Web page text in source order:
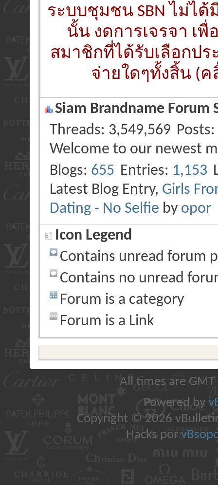
ระบบชุมชน SBN ไม่ไ
นั้น งดการเจรจา เ
สมาชิกที่ได้รับเลือกป
จ่ายใดๆทั้งสิ้น (
Siam Brandname Forum
Threads 3,549,569 Posts
Welcome to our newest
Blogs 655 Entries 1,153
Latest Blog Entry, Girls
Dating - No Selfie by opor
Icon Legend
Contains unread forum
Contains no unread
Forum is a category
Forum is a Link
All times are
Powered by
Copyright © 2026
Hacks por